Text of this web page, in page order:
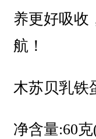
养更好吸收
航！
木苏贝乳铁
净含量:60